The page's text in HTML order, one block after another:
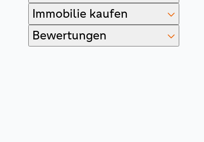
Immobilie kaufen
Bewertungen